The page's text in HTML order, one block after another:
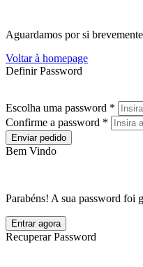
Aguardamos por si
Voltar à homepage
Definir Password
Escolha uma password *
Confirme a password *
Enviar pedido
Bem Vindo
Parabéns! A sua password foi
Entrar agora
Recuperar Password